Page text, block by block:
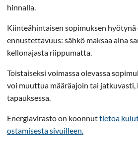
hinnalla.
Kiinteähintaisen sopimuksen hyötynä
ennustettavuus: sähkö maksaa aina
kellonajasta riippumatta.
Toistaiseksi voimassa olevassa
voi muuttua määräajoin tai jatkuvasti,
tapauksessa.
Energiavirasto on koonnuttietoa
ostamisesta sivuilleen.